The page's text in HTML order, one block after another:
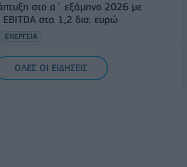
στο α΄ εξάμηνο 2026 με
στα 1,2 δισ. ευρώ
ΕΝΕΡΓΕΙΑ
ΟΛΕΣ ΟΙ ΕΙΔΗΣΕΙΣ